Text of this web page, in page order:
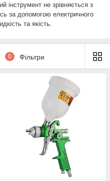
інструмент не зрівняється з
за допомогою електричного
та якість.
0 Фільтри